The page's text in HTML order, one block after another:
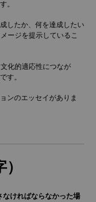
。
したか、何を達成したい
ージを提示しているこ
化的適応性につなが
す。
ンのエッセイがありま
なければならなかった場